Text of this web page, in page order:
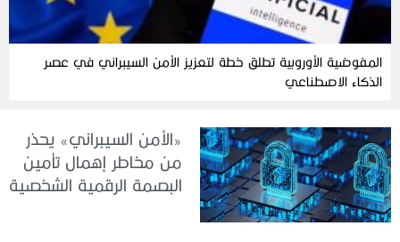
المفوضية الأوروبية تطلق خطة لتعزيز الأمن السيبراني في عصر
الذكاء الاصطناعي
«الأمن السيبراني» يحذر
من مخاطر إهمال تأمين
البصمة الرقمية الشخصية